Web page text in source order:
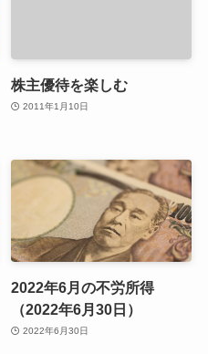
株主優待を楽しむ
2011年1月10日
2022年6月の不労所得
（2022年6月30日）
2022年6月30日